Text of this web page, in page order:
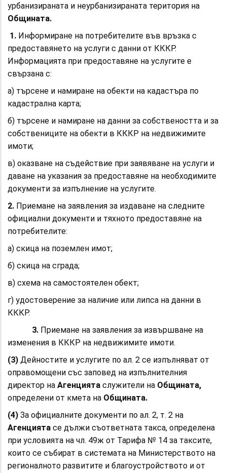
урбанизираната и неурбанизираната територия на
Общината.
1. Информиране на потребителите във връзка с
предоставянето на услуги с данни от КККР.
Информацията при предоставяне на услугите е
свързана с:
а) търсене и намиране на обекти на кадастъра по
кадастрална карта;
б) търсене и намиране на данни за собствеността и за
собствениците на обекти в КККР на недвижимите
имоти;
в) оказване на съдействие при заявяване на услуги и
даване на указания за предоставяне на необходимите
документи за изпълнение на услугите.
2. Приемане на заявления за издаване на следните
официални документи и тяхното предоставяне на
потребителите:
а) скица на поземлен имот;
б) скица на сграда;
в) схема на самостоятелен обект;
г) удостоверение за наличие или липса на данни в
КККР.
3. Приемане на заявления за извършване на
изменения в КККР на недвижимите имоти.
(3) Дейностите и услугите по ал. 2 се изпълняват от
оправомощени със заповед на изпълнителния
директор на Агенцията служители на Общината,
определени от кмета на Общината.
(4) За официалните документи по ал. 2, т. 2 на
Агенцията се дължи съответната такса, определена
при условията на чл. 49ж от Тарифа № 14 за таксите,
които се събират в системата на Министерството на
регионалното развитите и благоустройството и от